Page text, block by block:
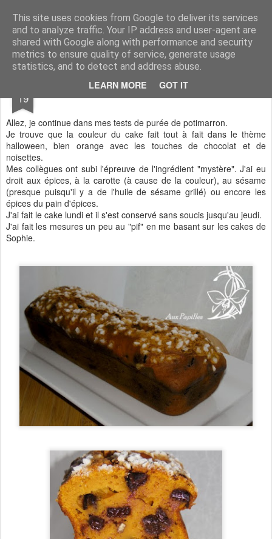
This site uses cookies from Google to deliver its services
and to analyze traffic. Your IP address and user-agent are
shared with Google along with performance and security
metrics to ensure quality of service, generate usage
statistics, and to detect and address abuse.
LEARN MORE GOT IT
Aux papilles by Virginie
19 Halloween's Cake
Allez, je continue dans mes tests de purée de potimarron.
Je trouve que la couleur du cake fait tout à fait dans le thème
halloween, bien orange avec les touches de chocolat et de
noisettes.
Mes collègues ont subi l'épreuve de l'ingrédient "mystère". J'ai eu
droit aux épices, à la carotte (à cause de la couleur), au sésame
(presque puisqu'il y a de l'huile de sésame grillé) ou encore les
épices du pain d'épices.
J'ai fait le cake lundi et il s'est conservé sans soucis jusqu'au jeudi.
J'ai fait les mesures un peu au "pif" en me basant sur les cakes de
Sophie.